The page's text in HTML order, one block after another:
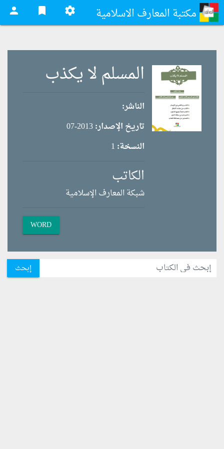
مكتبة المعارف الاسلامية settings
bookmark
person
المسلم لا يكذب
الناشر:
تاريخ الإصدار:2013-07
النسخة: 1
الكاتب
شبكة المعارف الإسلامية
WORD
إبحث